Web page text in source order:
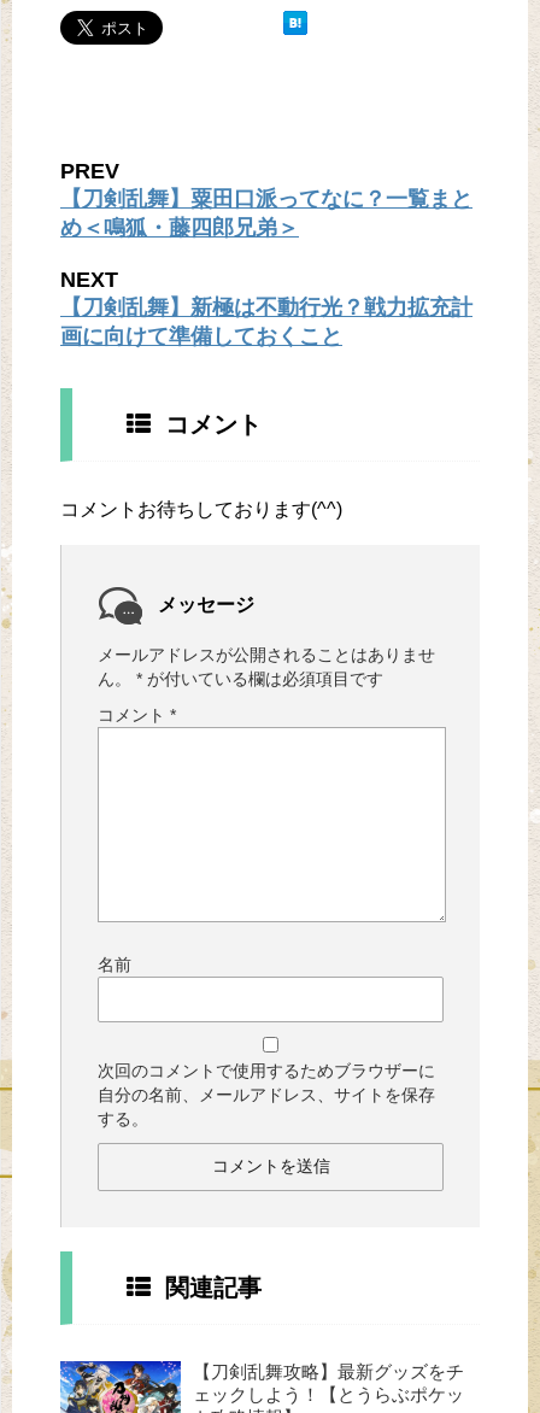
PREV
【刀剣乱舞】粟田口派ってなに？一覧まと
め＜鳴狐・藤四郎兄弟＞
NEXT
【刀剣乱舞】新極は不動行光？戦力拡充計
画に向けて準備しておくこと
コメント
コメントお待ちしております(^^)
メッセージ
メールアドレスが公開されることはありませ
ん。
* が付いている欄は必須項目です
コメント *
名前
次回のコメントで使用するためブラウザーに
自分の名前、メールアドレス、サイトを保存
する。
関連記事
【刀剣乱舞攻略】最新グッズをチ
ェックしよう！【とうらぶポケッ